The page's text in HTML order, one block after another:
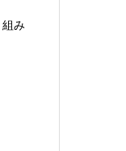
み